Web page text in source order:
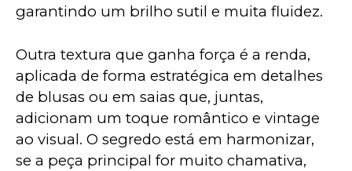
garantindo um brilho sutil e muita fluidez.
Outra textura que ganha força é a renda,
aplicada de forma estratégica em detalhes
de blusas ou em saias que, juntas,
adicionam um toque romântico e vintage
ao visual. O segredo está em harmonizar,
se a peça principal for muito chamativa,